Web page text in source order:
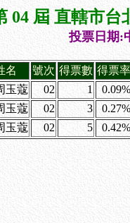
04 屆 直轄市台
投票日期:
名 號次 得票數 得票率
玉蔻 02 1
0.09%
玉蔻 02 3
0.27%
玉蔻 02 5 0.42%